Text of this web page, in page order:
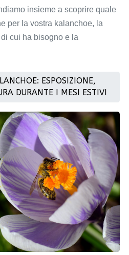
insieme a scoprire quale
per la vostra kalanchoe, la
di cui ha bisogno e la
ESPOSIZIONE,
DURANTE I MESI ESTIVI